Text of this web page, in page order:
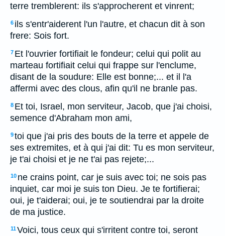
terre tremblerent: ils s'approcherent et vinrent;
6 ils s'entr'aiderent l'un l'autre, et chacun dit à son
frere: Sois fort.
7 Et l'ouvrier fortifiait le fondeur; celui qui polit au
marteau fortifiait celui qui frappe sur l'enclume,
disant de la soudure: Elle est bonne;... et il l'a
affermi avec des clous, afin qu'il ne branle pas.
8 Et toi, Israel, mon serviteur, Jacob, que j'ai choisi,
semence d'Abraham mon ami,
9toi que j'ai pris des bouts de la terre et appele de
ses extremites, et à qui j'ai dit: Tu es mon serviteur,
je t'ai choisi et je ne t'ai pas rejete;...
10 ne crains point, car je suis avec toi; ne sois pas
inquiet, car moi je suis ton Dieu. Je te fortifierai;
oui, je t'aiderai; oui, je te soutiendrai par la droite
de ma justice.
11Voici, tous ceux qui s'irritent contre toi, seront